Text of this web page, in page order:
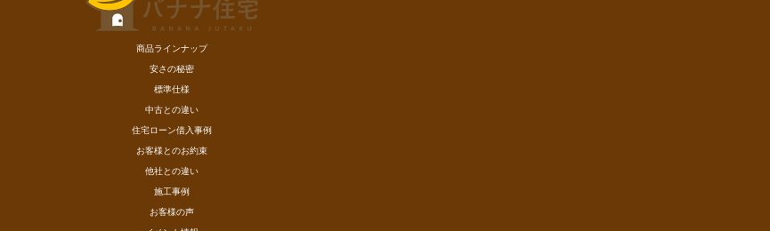
商品ラインナップ
安さの秘密
標準仕様
中古との違い
住宅ローン借入事例
お客様とのお約束
他社との違い
施工事例
お客様の声